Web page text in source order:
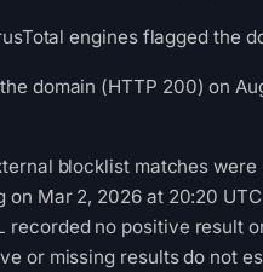
engines flagged the
domain (HTTP 200) on
blocklist matches
Mar 2, 2026 at 20:20
recorded no positive result
or missing results do not